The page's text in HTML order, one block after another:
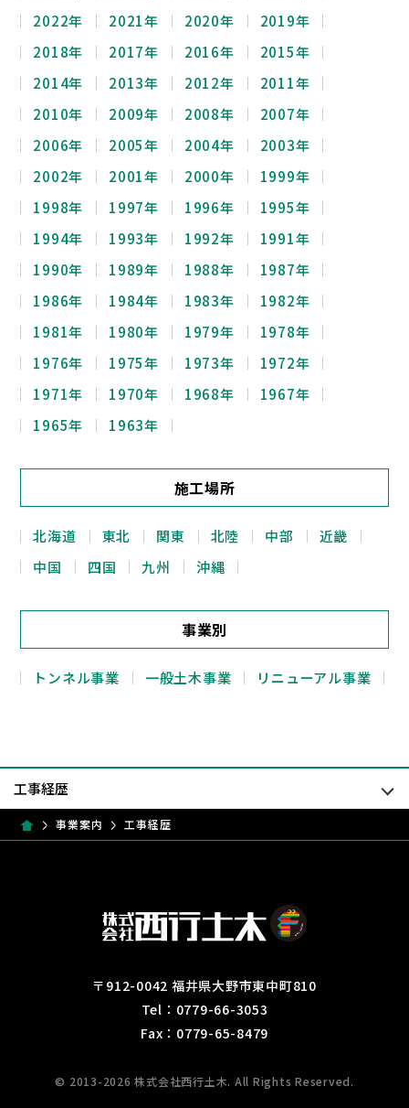
2022年
2021年 2020年
2019年
2018年
2017年 2016年
2015年
2014年
2013年 2012年
2011年
2010年
2009年 2008年
2007年
2006年
2005年 2004年
2003年
2002年
2001年 2000年
1999年
1998年
1997年 1996年
1995年
1994年
1993年 1992年
1991年
1990年
1989年 1988年
1987年
1986年
1984年 1983年
1982年
1981年
1980年 1979年
1978年
1976年
1975年 1973年
1972年
1971年
1970年 1968年
1967年
1965年
1963年
施工場所
北海道 東北 関東 北陸 中部
近畿
中国
四国 九州 沖縄
事業別
トンネル事業 一般土木事業 リニューアル事業
事業案内 工事経歴
〒912-0042 福井県大野市東中町810
Tel：0779-66-3053
Fax：0779-65-8479
© 2013-2026 株式会社西行土木. All Rights Reserved.